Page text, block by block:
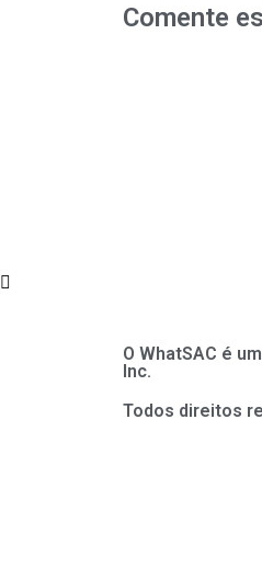
Comente
O WhatSAC é
Inc.
Todos direitos